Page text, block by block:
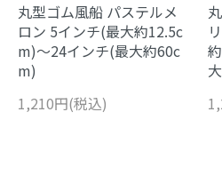
丸型ゴム風船 パステルメ
ロン 5インチ(最大約12.5c
m)～24インチ(最大約60c
m)
1,210円(税込)